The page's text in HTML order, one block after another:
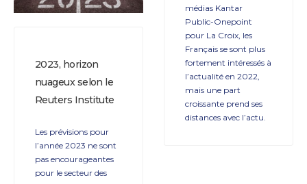
médias Kantar
Public-Onepoint
pour La Croix, les
Français se sont plus
fortement intéressés à
l’actualité en 2022,
mais une part
croissante prend ses
distances avec l’actu.
2023, horizon
nuageux selon le
Reuters Institute
Les prévisions pour
l’année 2023 ne sont
pas encourageantes
pour le secteur des